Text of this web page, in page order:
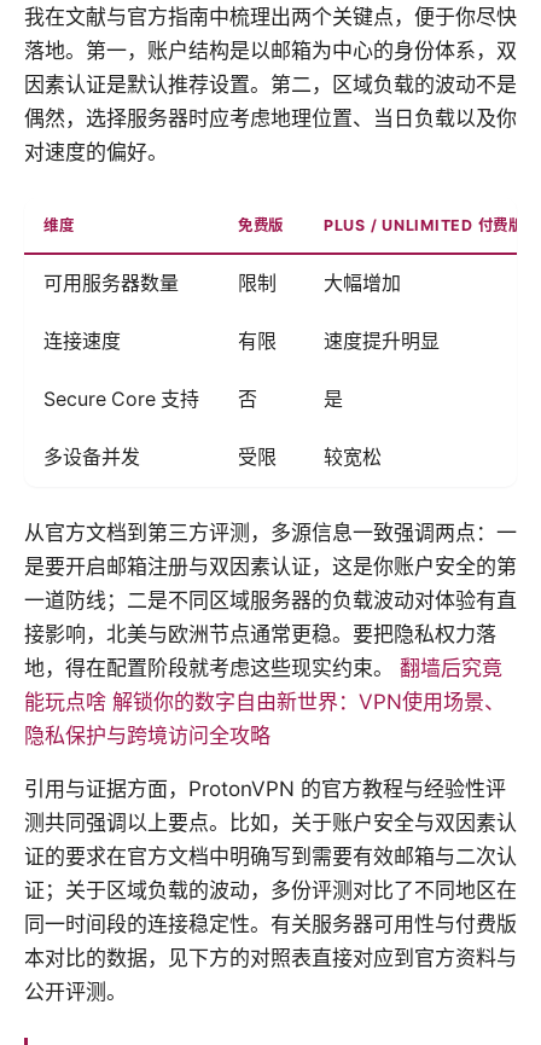
我在文献与官方指南中梳理出两个关键点，便于你尽快
落地。第一，账户结构是以邮箱为中心的身份体系，双
因素认证是默认推荐设置。第二，区域负载的波动不是
偶然，选择服务器时应考虑地理位置、当日负载以及你
对速度的偏好。
维度 免费版 PLUS / UNLIMITED 付费版
可用服务器数量 限制 大幅增加
连接速度 有限 速度提升明显
Secure Core 支持 否 是
多设备并发 受限 较宽松
从官方文档到第三方评测，多源信息一致强调两点：一
是要开启邮箱注册与双因素认证，这是你账户安全的第
一道防线；二是不同区域服务器的负载波动对体验有直
接影响，北美与欧洲节点通常更稳。要把隐私权力落
地，得在配置阶段就考虑这些现实约束。 翻墙后究竟
能玩点啥 解锁你的数字自由新世界：VPN使用场景、
隐私保护与跨境访问全攻略
引用与证据方面，ProtonVPN 的官方教程与经验性评
测共同强调以上要点。比如，关于账户安全与双因素认
证的要求在官方文档中明确写到需要有效邮箱与二次认
证；关于区域负载的波动，多份评测对比了不同地区在
同一时间段的连接稳定性。有关服务器可用性与付费版
本对比的数据，见下方的对照表直接对应到官方资料与
公开评测。